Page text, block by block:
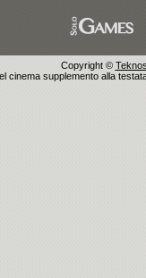
Copyright ©
cinema supplemento alla